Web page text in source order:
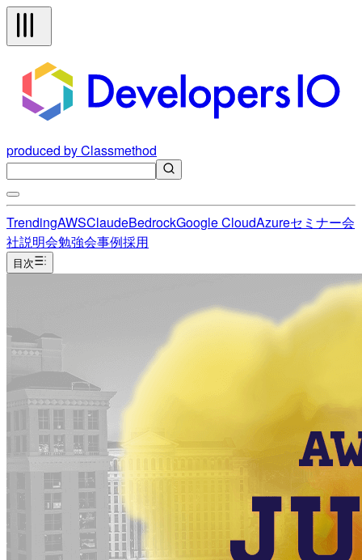
produced by Classmethod
TrendingAWSClaudeBedrockGoogle CloudAzureセミナー会
社説明会勉強会事例採用
目次